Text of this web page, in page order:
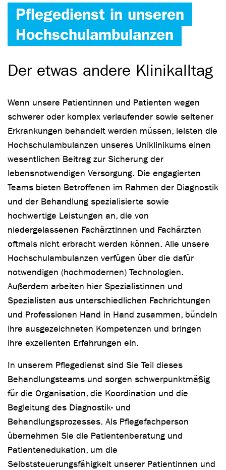
Pflegedienst in unseren
Hochschulambulanzen
Der etwas andere Klinikalltag
Wenn unsere Patientinnen und Patienten wegen
schwerer oder komplex verlaufender sowie seltener
Erkrankungen behandelt werden müssen, leisten die
Hochschulambulanzen unseres Uniklinikums einen
wesentlichen Beitrag zur Sicherung der
lebensnotwendigen Versorgung. Die engagierten
Teams bieten Betroffenen im Rahmen der Diagnostik
und der Behandlung spezialisierte sowie
hochwertige Leistungen an, die von
niedergelassenen Fachärztinnen und Fachärzten
oftmals nicht erbracht werden können. Alle unsere
Hochschulambulanzen verfügen über die dafür
notwendigen (hochmodernen) Technologien.
Außerdem arbeiten hier Spezialistinnen und
Spezialisten aus unterschiedlichen Fachrichtungen
und Professionen Hand in Hand zusammen, bündeln
ihre ausgezeichneten Kompetenzen und bringen
ihre exzellenten Erfahrungen ein.
In unserem Pflegedienst sind Sie Teil dieses
Behandlungsteams und sorgen schwerpunktmäßig
für die Organisation, die Koordination und die
Begleitung des Diagnostik- und
Behandlungsprozesses. Als Pflegefachperson
übernehmen Sie die Patientenberatung und
Patientenedukation, um die
Selbststeuerungsfähigkeit unserer Patientinnen und